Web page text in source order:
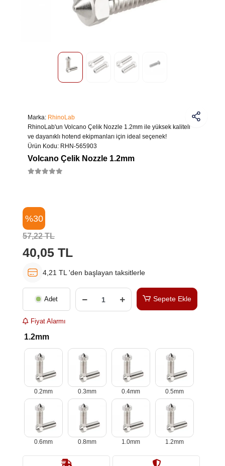
Marka: RhinoLab
RhinoLab'un Volcano Çelik Nozzle 1.2mm ile yüksek kaliteli
ve dayanıklı hotend ekipmanları için ideal seçenek!
Ürün Kodu: RHN-565903
Volcano Çelik Nozzle 1.2mm
%30
57,22 TL
40,05 TL
4,21 TL 'den başlayan taksitlerle
Adet Sepete Ekle
Fiyat Alarmı
1.2mm
0.2mm 0.3mm 0.4mm 0.5mm
0.6mm 0.8mm 1.0mm 1.2mm